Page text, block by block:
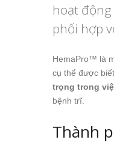
hoạt
phối hợp
HemaPro™ là
cụ thể được
trọng trong
bệnh trĩ.
Thành